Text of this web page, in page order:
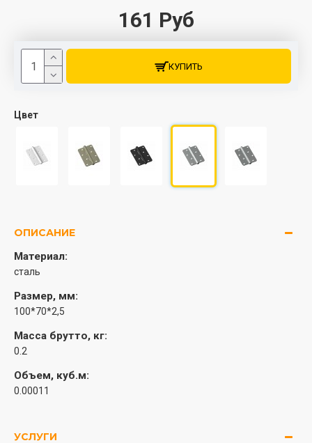
161 Руб
Цвет
КУПИТЬ
ОПИСАНИЕ
Материал:
сталь
Размер, мм:
100*70*2,5
Масса брутто, кг:
0.2
Объем, куб.м:
0.00011
УСЛУГИ